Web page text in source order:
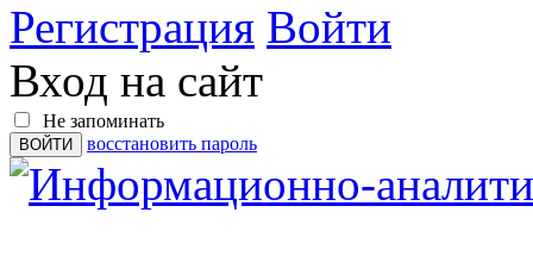
Регистрация Войти
Вход на сайт
Не запоминать
восстановить пароль